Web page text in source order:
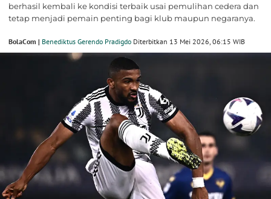
berhasil kembali ke kondisi terbaik usai pemulihan cedera dan
tetap menjadi pemain penting bagi klub maupun negaranya.
BolaCom | Benediktus Gerendo Pradigdo Diterbitkan 13 Mei 2026, 06:15 WIB